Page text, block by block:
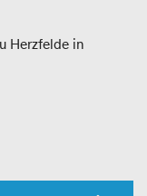
Herzfelde in